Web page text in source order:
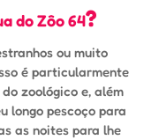
do Zôo 64?
ou muito
é particularmente
zoológico e, além
longo pescoço para
as noites para lhe